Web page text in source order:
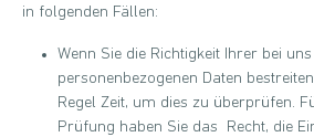
in folgenden Fällen:
Wenn Sie die Richtigkeit Ihrer bei
personenbezogenen Daten
Regel Zeit, um dies zu überprüfen.
Prüfung haben Sie das Recht, die